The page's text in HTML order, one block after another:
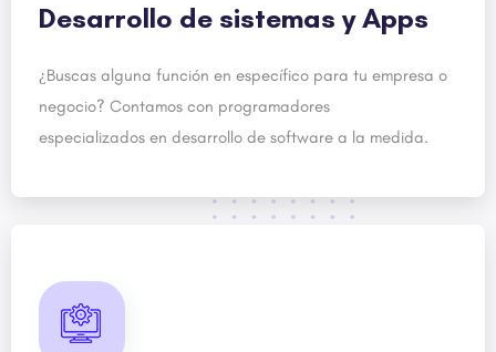
Desarrollo de sistemas y Apps
¿Buscas alguna función en específico para tu empresa o
negocio? Contamos con programadores
especializados en desarrollo de software a la medida.